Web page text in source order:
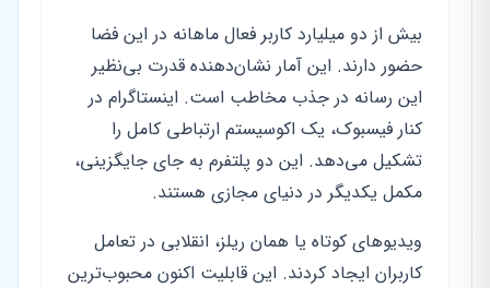
بیش از دو میلیارد کاربر فعال ماهانه در این فضا
حضور دارند. این آمار نشان‌دهنده قدرت بی‌نظیر
این رسانه در جذب مخاطب است. اینستاگرام در
کنار فیسبوک، یک اکوسیستم ارتباطی کامل را
تشکیل می‌دهد. این دو پلتفرم به جای جایگزینی،
مکمل یکدیگر در دنیای مجازی هستند.
ویدیوهای کوتاه یا همان ریلز، انقلابی در تعامل
کاربران ایجاد کردند. این قابلیت اکنون محبوب‌ترین